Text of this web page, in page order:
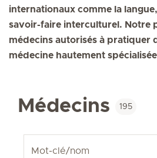
internationaux comme la
savoir-faire interculturel. Notre
médecins autorisés à pratiquer
médecine hautement
Médecins 195